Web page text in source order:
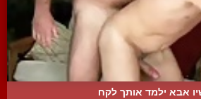
אבא ילמד אותך לקח